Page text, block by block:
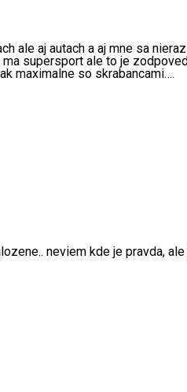
ale aj autach a aj mne sa
supersport ale to je
maximalne so skrabancami….
neviem kde je pravda,